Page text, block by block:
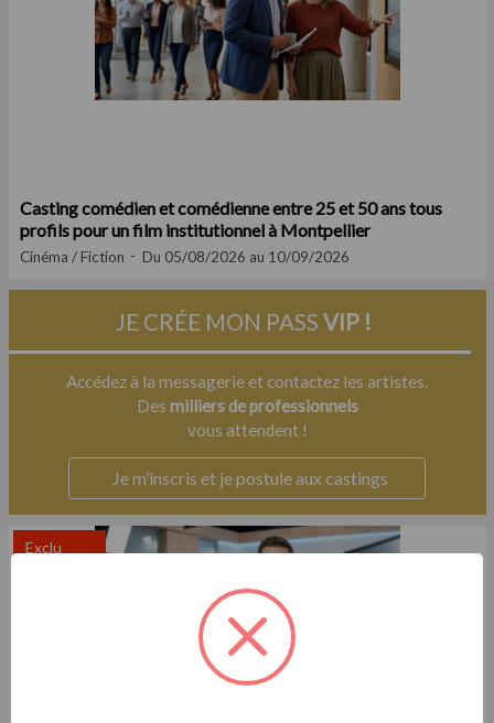
Casting comédien et comédienne entre 25 et 50 ans tous
profils pour un film institutionnel à Montpellier
Cinéma / Fiction Du 05/08/2026 au 10/09/2026
JE CRÉE MON PASSVIP !
Accédez à la messagerie et contactez les artistes.
Des milliers de professionnels
vous attendent !
Je m’inscris et je postule aux castings
Exclu